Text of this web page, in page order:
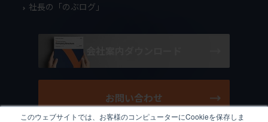
このウェブサイトでは、お客様のコンピューターにCookieを保存しま
社長の「のぶログ」
お問い合わせ